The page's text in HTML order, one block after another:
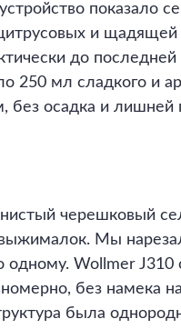
показало
и
до
250 мл сладкого и
без осадка и лишней
черешковый
Мы
одному. Wollmer J310
без намека
была